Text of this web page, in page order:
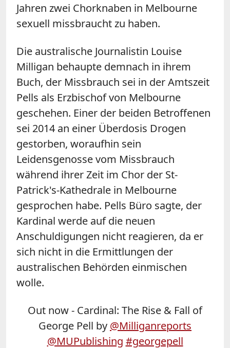
Jahren zwei Chorknaben in Melbourne
sexuell missbraucht zu haben.
Die australische Journalistin Louise
Milligan behaupte demnach in ihrem
Buch, der Missbrauch sei in der Amtszeit
Pells als Erzbischof von Melbourne
geschehen. Einer der beiden Betroffenen
sei 2014 an einer Überdosis Drogen
gestorben, woraufhin sein
Leidensgenosse vom Missbrauch
während ihrer Zeit im Chor der St-
Patrick's-Kathedrale in Melbourne
gesprochen habe. Pells Büro sagte, der
Kardinal werde auf die neuen
Anschuldigungen nicht reagieren, da er
sich nicht in die Ermittlungen der
australischen Behörden einmischen
wolle.
Out now - Cardinal: The Rise & Fall of
George Pell by @Milliganreports
@MUPublishing #georgepell